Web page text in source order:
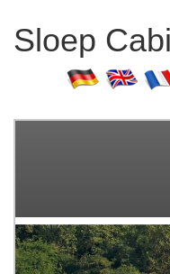
Sloep